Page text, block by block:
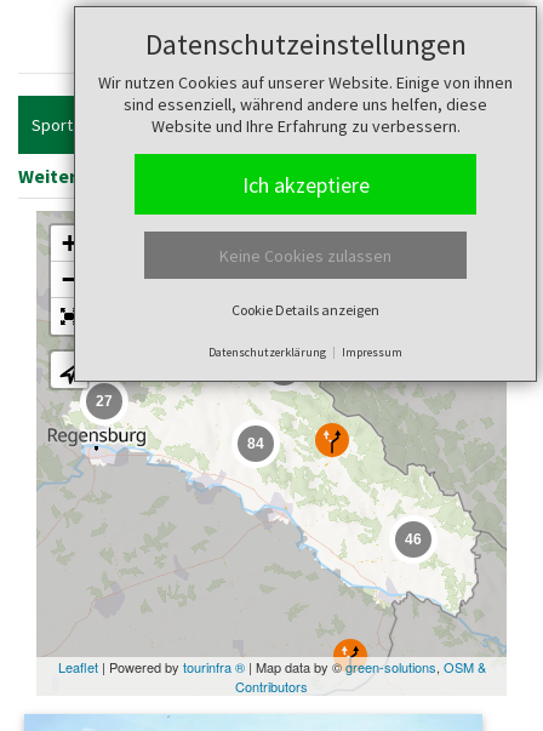
Datenschutzeinstellungen
Wir nutzen Cookies auf unserer Website. Einige von ihnen
sind essenziell, während andere uns helfen, diese
Website und Ihre Erfahrung zu verbessern.
Ich akzeptiere
Keine Cookies zulassen
Cookie Details anzeigen
Datenschutzerklärung Impressum
Touren
Sportart
Weitere Filter anzeigen Filter zurücksetzen
27
46
84
+
−
Leaflet| Powered by tourinfra ®| Map data by ©green-solutions, OSM &
Contributors